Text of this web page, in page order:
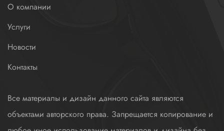
О компании
Услуги
Новости
Контакты
Все материалы и дизайн данного сайта являются
объектами авторского права. Запрещается копирование и